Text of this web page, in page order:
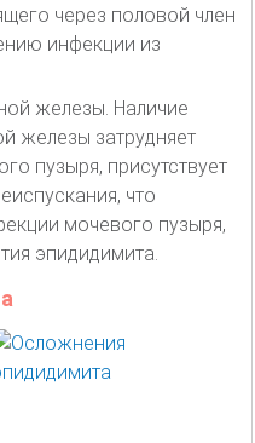
через половой член
инфекции из
железы. Наличие
железы затрудняет
пузыря, присутствует
что
мочевого пузыря,
эпидидимита.